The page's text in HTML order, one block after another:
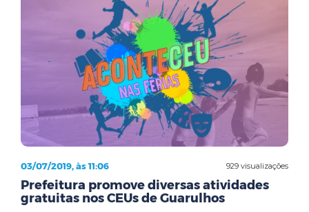
929 visualizações
03/07/2019, às 11:06
Prefeitura promove diversas atividades
gratuitas nos CEUs de Guarulhos